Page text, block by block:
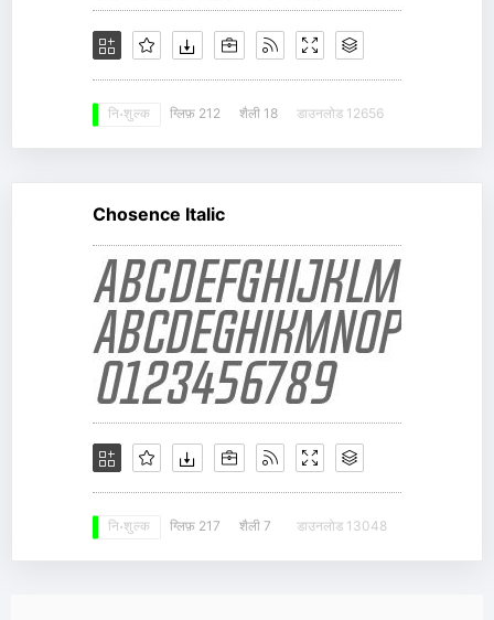
नि: शुल्क ग्लिफ़ 212 शैली 18 डाउनलोड 12656
Chosence Italic
नि: शुल्क ग्लिफ़ 217 शैली 7 डाउनलोड 13048